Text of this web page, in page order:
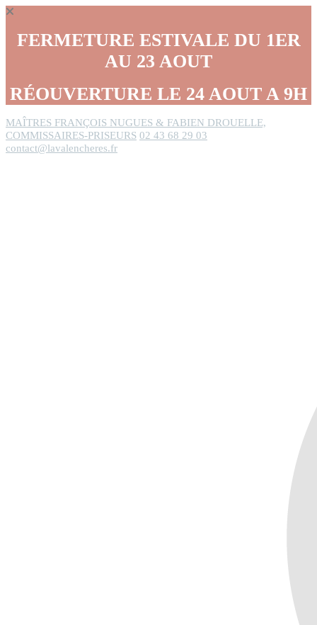
FERMETURE ESTIVALE DU 1ER
AU 23 AOUT
RÉOUVERTURE LE 24 AOUT A 9H
MAÎTRES FRANÇOIS NUGUES & FABIEN DROUELLE,
COMMISSAIRES-PRISEURS 02 43 68 29 03
contact@lavalencheres.fr
Panneau de gestion des cookies